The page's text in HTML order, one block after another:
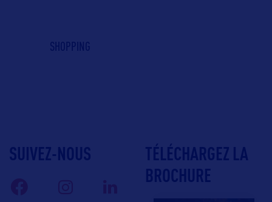
SHOPPING
SUIVEZ-NOUS
TÉLÉCHARGEZ LA
BROCHURE